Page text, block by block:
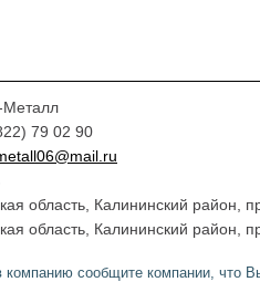
79 02 90
область, Калининский район,
область, Калининский район,
компанию сообщите компании, что